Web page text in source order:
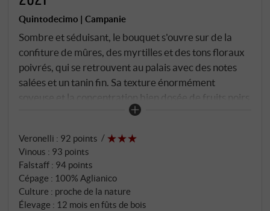
Quintodecimo | Campanie
Sombre et séduisant, le bouquet s'ouvre sur de la
confiture de mûres, des myrtilles et des tons floraux
poivrés, qui se retrouvent au palais avec des notes
salées et un tanin fin. Sa texture énormément
soyeuse et la concentration bien dosée de fruits noirs
s'accompagnent d'une fraîcheur remarquable qui ne
infiniment longue. Ce rouge vif et en même temps
incroyablement élégant enthousiasme en fin de
bouche avec des herbes mentholées et des fleurs qui
ne pourraient pas être plus séduisantes. Avec les
années de vieillissement en bouteille, on peut
Veronelli : 92 points
Vinous : 93 points
Falstaff : 94 points
Cépage : 100% Aglianico
Culture : proche de la nature
Élevage : 12 mois en fûts de bois